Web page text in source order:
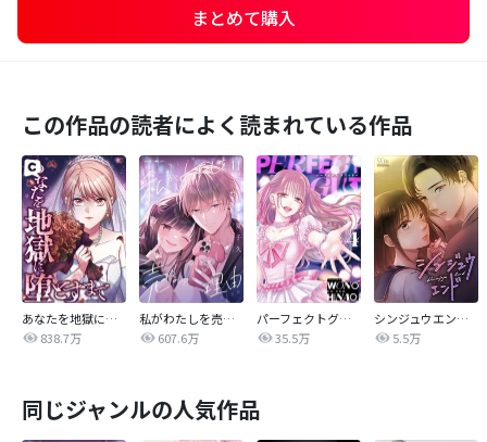
まとめて購入
この作品の読者によく読まれている作品
あなたを地獄に堕とすまで
838.7万
私がわたしを売る理由
607.6万
パーフェクトグリッター
35.5万
シンジュウエンド【タテヨミ】
5.5万
同じジャンルの人気作品